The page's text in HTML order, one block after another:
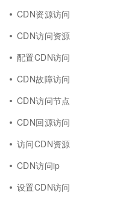
CDN资源访问
CDN访问资源
配置CDN访问
CDN故障访问
CDN访问节点
CDN回源访问
访问CDN资源
CDN访问ip
设置CDN访问